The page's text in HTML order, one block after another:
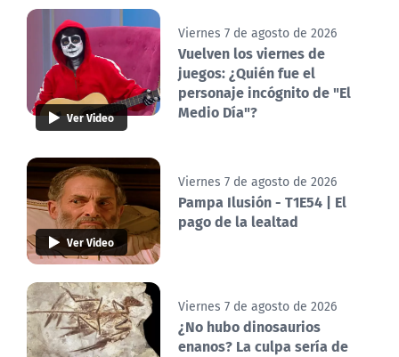
Ver Video
Viernes 7 de agosto de 2026
Vuelven los viernes de
juegos: ¿Quién fue el
personaje incógnito de "El
Medio Día"?
Ver Video
Viernes 7 de agosto de 2026
Pampa Ilusión - T1E54 | El
pago de la lealtad
Viernes 7 de agosto de 2026
¿No hubo dinosaurios
enanos? La culpa sería de